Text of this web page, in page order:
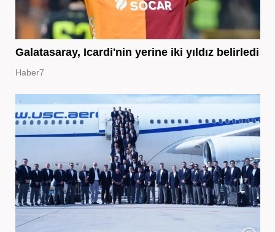
Galatasaray, Icardi'nin yerine iki yıldız belirledi
Haber7